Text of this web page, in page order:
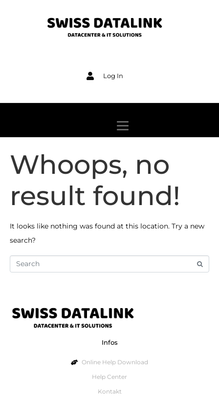
Log In
Whoops, no
result found!
It looks like nothing was found at this location. Try a new
search?
Infos
Online Help Download
Help Center
Kontakt